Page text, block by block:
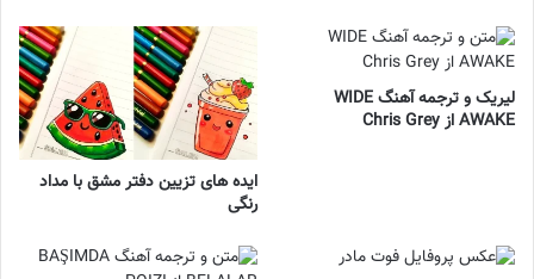
لیریک و ترجمه آهنگ WIDE
AWAKE از Chris Grey
ایده های تزیین دفتر مشق با مداد
رنگی